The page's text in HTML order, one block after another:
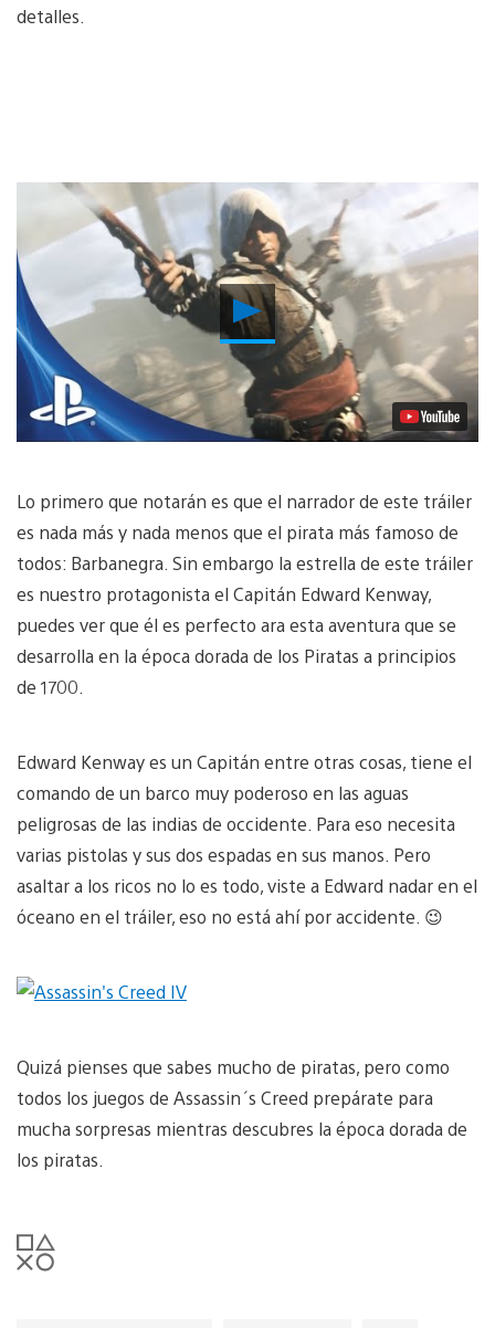
detalles.
Reproducir
Video
Lo primero que notarán es que el narrador de este tráiler
es nada más y nada menos que el pirata más famoso de
todos: Barbanegra. Sin embargo la estrella de este tráiler
es nuestro protagonista el Capitán Edward Kenway,
puedes ver que él es perfecto ara esta aventura que se
desarrolla en la época dorada de los Piratas a principios
de 1700.
Edward Kenway es un Capitán entre otras cosas, tiene el
comando de un barco muy poderoso en las aguas
peligrosas de las indias de occidente. Para eso necesita
varias pistolas y sus dos espadas en sus manos. Pero
asaltar a los ricos no lo es todo, viste a Edward nadar en el
óceano en el tráiler, eso no está ahí por accidente. 😉
Quizá pienses que sabes mucho de piratas, pero como
todos los juegos de Assassin´s Creed prepárate para
mucha sorpresas mientras descubres la época dorada de
los piratas.